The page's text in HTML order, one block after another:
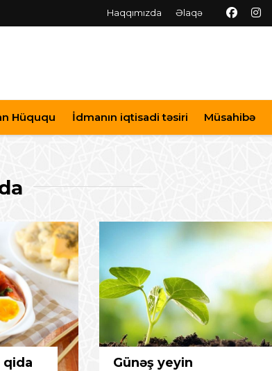
Haqqımızda Əlaqə
Hüququ İdmanın iqtisadi təsiri Müsahibə
qida
Günəş yeyin